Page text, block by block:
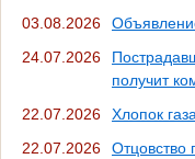
03.08.2026
24.07.2026
получит
22.07.2026
Хлопок газа
22.07.2026
Отцовство